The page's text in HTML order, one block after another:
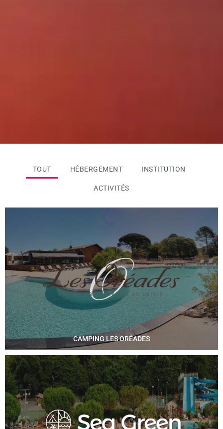
TOUT HÉBERGEMENT INSTITUTION
ACTIVITÉS
CAMPING LES ORÉADES